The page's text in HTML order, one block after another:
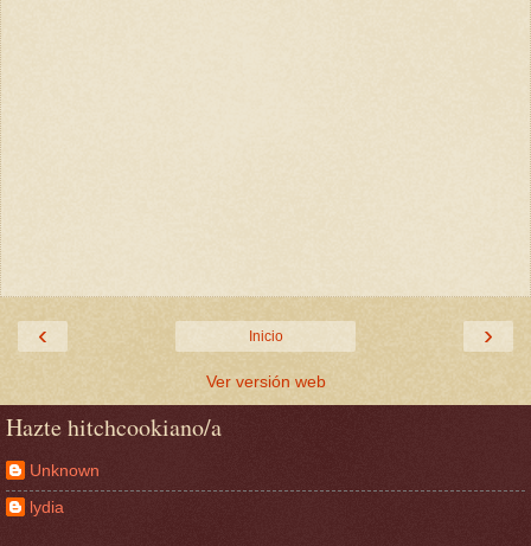
‹ ›
Inicio
Ver versión web
Hazte hitchcookiano/a
Unknown
lydia